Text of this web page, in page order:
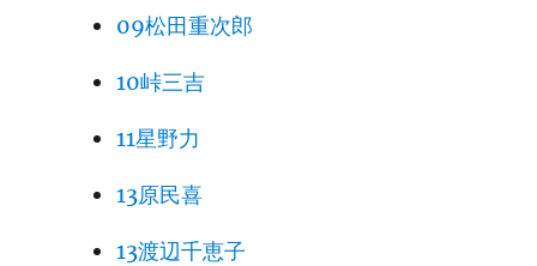
09松田重次郎
10峠三吉
11星野力
13原民喜
13渡辺千恵子